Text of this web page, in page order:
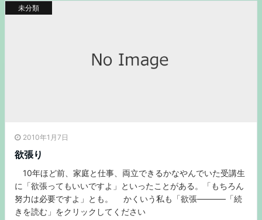
未分類
2010年1月7日
欲張り
10年ほど前、家庭と仕事、両立できるかなやんでいた受講生
に「欲張ってもいいですよ」といったことがある。「もちろん
努力は必要ですよ」とも。 かくいう私も「欲張———–「続
きを読む」をクリックしてください